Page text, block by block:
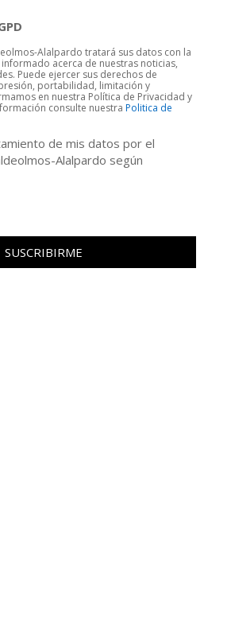
Alalpardo tratará sus datos con la
acerca de nuestras noticias,
Puede ejercer sus derechos de
portabilidad, limitación y
en nuestra Política de Privacidad y
consulte nuestraPolitica de
de mis datos por el
Alalpardo según